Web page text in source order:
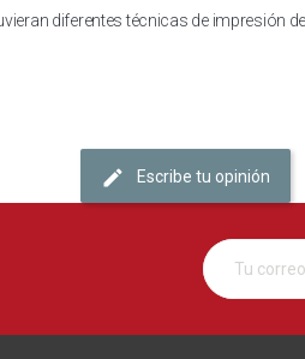
diferentes técnicas de impresión
Escribe tu opinión